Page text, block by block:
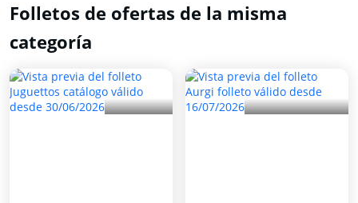
Folletos de ofertas de la misma
categoría